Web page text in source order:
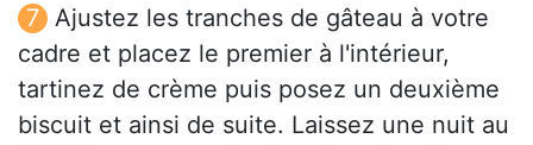
Ajustez les tranches de gâteau à votre
cadre et placez le premier à l'intérieur,
tartinez de crème puis posez un deuxième
biscuit et ainsi de suite. Laissez une nuit au